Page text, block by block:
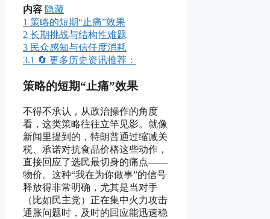
内容 隐藏
1 策略的短期“止痛”效果
2 长期挑战与结构性难题
3 民众感知与信任度消耗
3.1 🔄 更多历史资讯推荐：
策略的短期“止痛”效果
不得不承认，从政治操作的角度
看，这类策略往往立竿见影。就像
新闻里提到的，特朗普通过缩减关
税、承诺对抗食品价格这些动作，
直接回应了选民最切身的痛点——
物价。这种“我在为你做事”的信号
释放得非常明确，尤其是当对手
（比如民主党）正在集中火力攻击
通胀问题时，及时的回应能迅速稳